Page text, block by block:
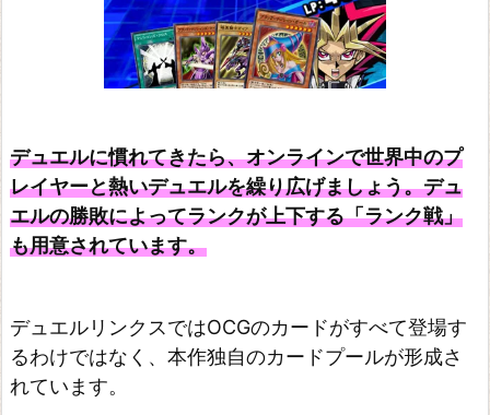
デュエルに慣れてきたら、オンラインで世界中のプ
レイヤーと熱いデュエルを繰り広げましょう。デュ
エルの勝敗によってランクが上下する「ランク戦」
も用意されています。
デュエルリンクスではOCGのカードがすべて登場す
るわけではなく、本作独自のカードプールが形成さ
れています。